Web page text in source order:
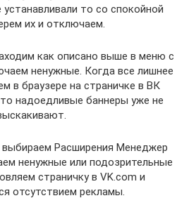
то со спокойной
их и отключаем.
как описано выше в меню с
ненужные. Когда все лишнее
в браузере на страничке в ВК
надоедливые баннеры уже не
выбираем Расширения Менеджер
ненужные или подозрительные
страничку в VK.com и
отсутствием рекламы.